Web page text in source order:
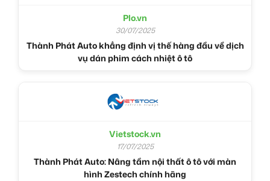
Plo.vn
30/07/2025
Thành Phát Auto khẳng định vị thế hàng đầu về dịch
vụ dán phim cách nhiệt ô tô
Vietstock.vn
17/07/2025
Thành Phát Auto: Nâng tầm nội thất ô tô với màn
hình Zestech chính hãng